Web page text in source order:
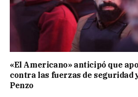
«El Americano» anticipó que
contra las fuerzas de seguridad
Penzo